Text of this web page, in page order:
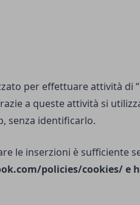
per effettuare attività di
a queste attività si
senza identificarlo.
le inserzioni è sufficiente
policies/cookies/e